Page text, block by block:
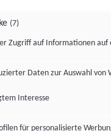
(7)
Zugriff auf Informationen auf
Daten zur Auswahl von
Interesse
für personalisierte